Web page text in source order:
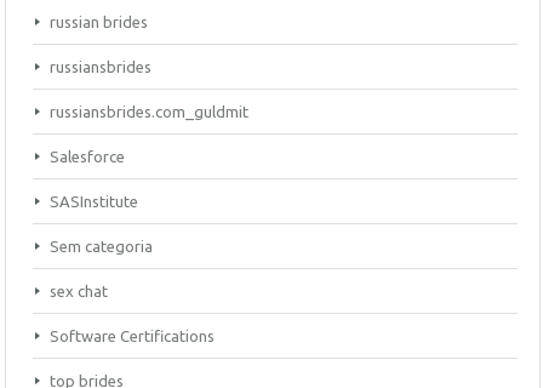
russian brides
russiansbrides
russiansbrides.com_guldmit
Salesforce
SASInstitute
Sem categoria
sex chat
Software Certifications
top brides